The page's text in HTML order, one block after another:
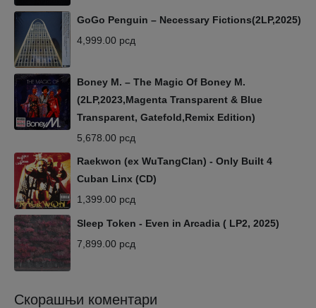
GoGo Penguin – Necessary Fictions(2LP,2025)
4,999.00 рсд
Boney M. – The Magic Of Boney M.
(2LP,2023,Magenta Transparent & Blue
Transparent, Gatefold,Remix Edition)
5,678.00 рсд
Raekwon (ex WuTangClan) - Only Built 4
Cuban Linx (CD)
1,399.00 рсд
Sleep Token - Even in Arcadia ( LP2, 2025)
7,899.00 рсд
Скорашњи коментари